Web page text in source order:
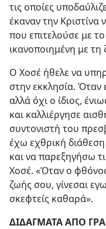
τις οποίες
έκαναν την Κριστίνα
που επιτελούσε με
ικανοποιημένη με τη
Ο Χοσέ ήθελε να
στην εκκλησία. Όταν
αλλά όχι ο ίδιος,
και καλλιέργησε
συντονιστή του
έχω εχθρική
και να παρεξηγήσω
Χοσέ. «Όταν ο
ζωής σου, γίνεσαι
σκεφτείς καθαρά».
ΔΙΔΑΓΜΑΤΑ ΑΠΟ